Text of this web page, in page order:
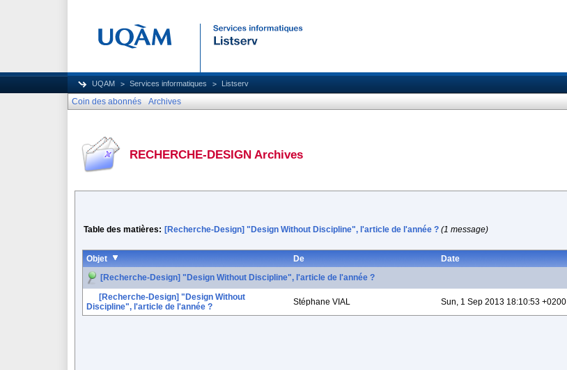
UQAM Services informatiques Listserv
Coin des abonnés Archives
RECHERCHE-DESIGN Archives
Table des matières: [Recherche-Design] "Design Without Discipline", l'article de l'année ? (1 message)
Objet De Date
[Recherche-Design] "Design Without Discipline", l'article de l'année ?
[Recherche-Design] "Design Without
Discipline", l'article de l'année ?
Stéphane VIAL Sun, 1 Sep 2013 18:10:53 +0200